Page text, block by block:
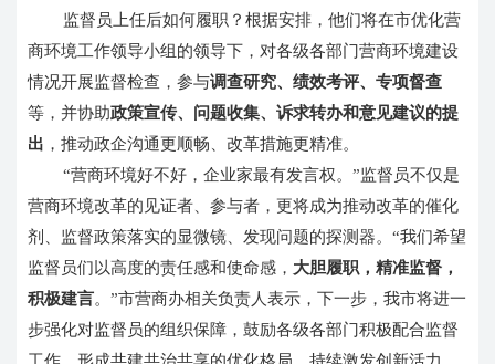
监督员上任后如何履职？根据安排，他们将在市优化营
商环境工作领导小组的领导下，对各级各部门营商环境建设
情况开展监督检查，参与调查研究、绩效考评、专项督查
等，并协助政策宣传、问题收集、诉求转办和意见建议的提
出 ，推动政企沟通更顺畅、改革措施更精准。
“营商环境好不好，企业家最有发言权。”监督员不仅是
营商环境改革的见证者、参与者，更将成为推动改革的催化
剂、监督政策落实的显微镜、发现问题的探测器。“我们希望
监督员们以高度的责任感和使命感， 大胆履职，精准监督，
积极建言。 ”市营商办相关负责人表示，下一步，我市将进一
步强化对监督员的组织保障，鼓励各级各部门积极配合监督
品牌宣传 · 新媒体代运营 · 软件系统开发